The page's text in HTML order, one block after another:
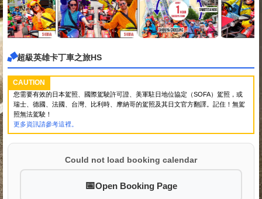
超級英雄卡丁車之旅HS
CAUTION
您需要有效的日本駕照、國際駕駛許可證、美軍駐日地位協定（SOFA）駕照，或
瑞士、德國、法國、台灣、比利時、摩納哥的駕照及其日文官方翻譯。記住！無駕
照無法駕駛！
更多資訊請參考這裡。
Could not load booking calendar
Open Booking Page